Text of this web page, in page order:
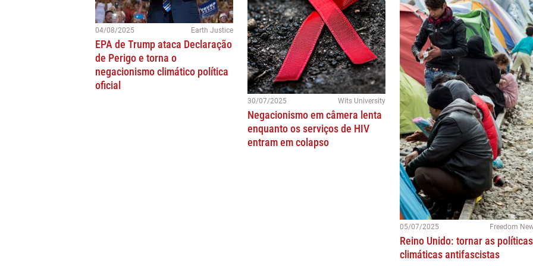
04/08/2025 Earth Justice
EPA de Trump ataca Declaração
de Perigo e torna o
negacionismo climático política
oficial
30/07/2025 Wits University
Negacionismo em câmera lenta
enquanto os serviços de HIV
entram em colapso
05/07/2025 Freedom
Reino Unido: tornar as políticas
climáticas antifascistas